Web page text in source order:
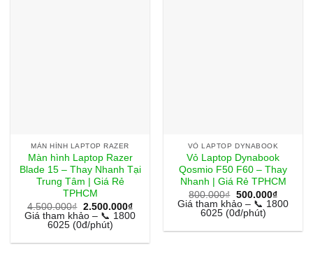
MÀN HÌNH LAPTOP RAZER
Màn hình Laptop Razer
Blade 15 – Thay Nhanh Tại
Trung Tâm | Giá Rẻ
TPHCM
4.500.000₫ Giá
gốc
là:
4.500.000₫.
2.500.000₫Giá
hiện
2.500.000₫.
Giá tham khảo – 📞 1800
6025 (0đ/phút)
VỎ LAPTOP DYNABOOK
Vỏ Laptop Dynabook
Qosmio F50 F60 – Thay
Nhanh | Giá Rẻ TPHCM
800.000₫ Giá
gốc
là:
800.000₫.
500.000₫Giá
hiện
Giá tham khảo – 📞 1800
6025 (0đ/phút)